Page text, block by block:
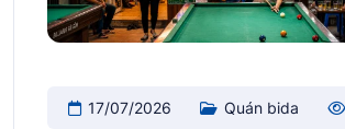
17/07/2026 Quán bida